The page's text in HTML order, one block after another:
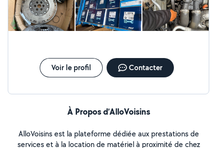
Voir le profil Contacter
À Propos d’AlloVoisins
AlloVoisins est la plateforme dédiée aux prestations de
services et à la location de matériel à proximité de chez